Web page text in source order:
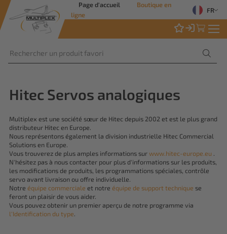
Page d'accueil
Boutique en
ligne
FR
Hitec Servos analogiques
Multiplex est une société sœur de Hitec depuis 2002 et est le plus grand
distributeur Hitec en Europe.
Nous représentons également la division industrielle Hitec Commercial
Solutions en Europe.
Vous trouverez de plus amples informations surwww.hitec-europe.eu .
N'hésitez pas à nous contacter pour plus d'informations sur les produits,
les modifications de produits, les programmations spéciales, contrôle
servo avant livraison ou offre individuelle.
Notre équipe commerciale et notre équipe de support technique se
feront un plaisir de vous aider.
Vous pouvez obtenir un premier aperçu de notre programme via
l'Identification du type.